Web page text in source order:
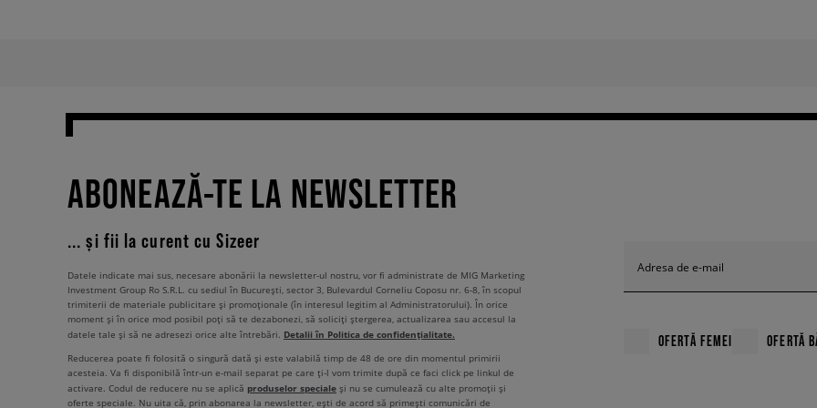
ABONEAZĂ-TE LA NEWSLETTER
... și fii la curent cu Sizeer
Adresa de e-mail
OFERTĂ FEMEI OFERTĂ
Datele indicate mai sus, necesare abonării la newsletter-ul nostru, vor fi administrate de MIG Marketing
Investment Group Ro S.R.L. cu sediul în București, sector 3, Bulevardul Corneliu Coposu nr. 6-8, în scopul
trimiterii de materiale publicitare și promoționale (în interesul legitim al Administratorului). În orice
moment și în orice mod posibil poți să te dezabonezi, să soliciți ștergerea, actualizarea sau accesul la
datele tale și să ne adresezi orice alte întrebări. Detalii în Politica de confidențialitate.
Reducerea poate fi folosită o singură dată și este valabilă timp de 48 de ore din momentul primirii
acesteia. Va fi disponibilă într-un e-mail separat pe care ți-l vom trimite după ce faci click pe linkul de
activare. Codul de reducere nu se aplică produselor speciale și nu se cumulează cu alte promoții și
oferte speciale. Nu uita că, prin abonarea la newsletter, ești de acord să primești comunicări de